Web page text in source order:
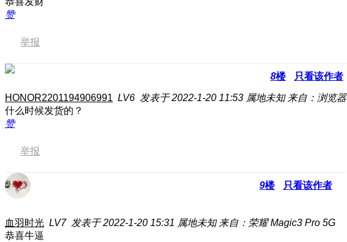
赞
举报
8楼 只看该作者
HONOR2201194906991 LV6 发表于 2022-1-20 11:53 属地未知 来自：浏览器
什么时候发货的？
赞
举报
9楼 只看该作者
血羽时光 LV7 发表于 2022-1-20 15:31 属地未知 来自：荣耀 Magic3 Pro 5G
恭喜牛逼